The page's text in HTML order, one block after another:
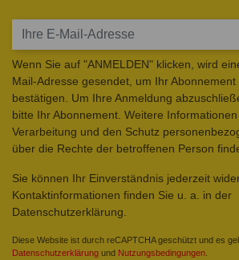
Wenn Sie auf "ANMELDEN" klicken, wird
Mail-Adresse gesendet, um Ihr
bestätigen. Um Ihre Anmeldung
bitte Ihr Abonnement. Weitere
Verarbeitung und den Schutz
über die Rechte der betroffenen Person
Sie können Ihr Einverständnis jederzeit
Kontaktinformationen finden Sie u. a. in der
Datenschutzerklärung.
Diese Website ist durch reCAPTCHA geschützt und es
Datenschutzerklärung und Nutzungsbedingungen